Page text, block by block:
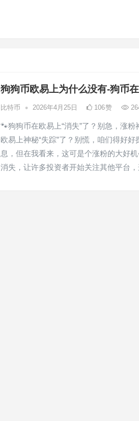
狗狗币欧易上为什么没有-狗币
比特币 • 2026年4月25日 106赞
🐾狗狗币在欧易上“消失”了？别急，涨
欧易上神秘“失踪”了？别慌，咱们得好
息，但在我看来，这可是个涨粉的大好
消失，让许多投资者开始关注其他平台